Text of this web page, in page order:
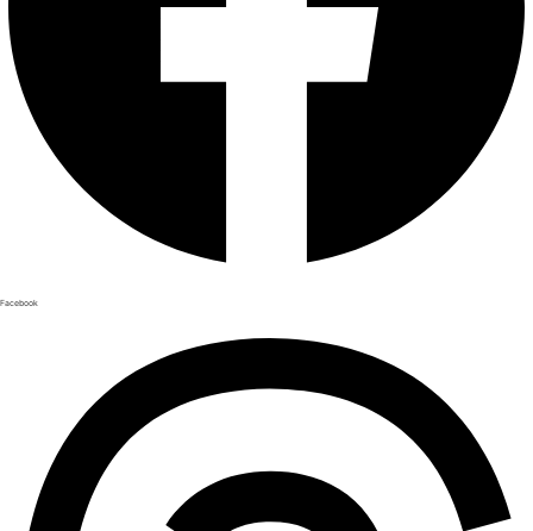
Facebook